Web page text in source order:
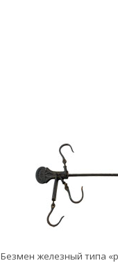
Безмен железный типа